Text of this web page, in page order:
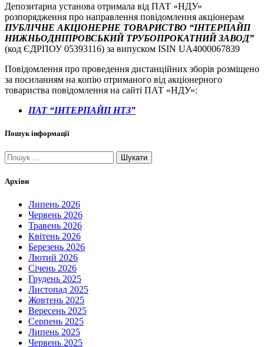
Депозитарна установа отримала від ПАТ «НДУ»
розпорядження про направлення повідомлення акціонерам
ПУБЛІЧНЕ АКЦІОНЕРНЕ ТОВАРИСТВО “ІНТЕРПАЙП
НИЖНЬОДНІПРОВСЬКИЙ ТРУБОПРОКАТНИЙ ЗАВОД”
(код ЄДРПОУ 05393116) за випуском ISIN UA4000067839
Повідомлення про проведення дистанційних зборів розміщено
за посиланням на копію отриманого від акціонерного
товариства повідомлення на сайті ПАТ «НДУ»:
ПАТ “ІНТЕРПАЙП НТЗ”
Пошук інформації
Пошук:
Архіви
Липень 2026
Червень 2026
Травень 2026
Квітень 2026
Березень 2026
Лютий 2026
Січень 2026
Грудень 2025
Листопад 2025
Жовтень 2025
Вересень 2025
Серпень 2025
Липень 2025
Червень 2025